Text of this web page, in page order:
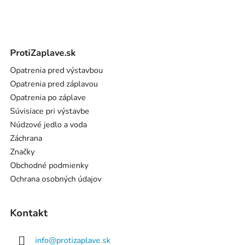
ProtiZaplave.sk
Opatrenia pred výstavbou
Opatrenia pred záplavou
Opatrenia po záplave
Súvisiace pri výstavbe
Núdzové jedlo a voda
Záchrana
Značky
Obchodné podmienky
Ochrana osobných údajov
Kontakt
info@protizaplave.sk